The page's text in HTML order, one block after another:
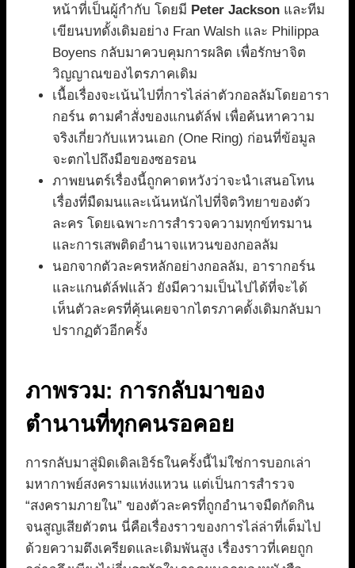
หน้าที่เป็นผู้กำกับ โดยมี Peter Jackson และทีม
เขียนบทดั้งเดิมอย่าง Fran Walsh และ Philippa
Boyens กลับมาควบคุมการผลิต เพื่อรักษาจิต
วิญญาณของไตรภาคเดิม
เนื้อเรื่องจะเน้นไปที่การไล่ล่าตัวกอลลัมโดยอารา
กอร์น ตามคำสั่งของแกนดัล์ฟ เพื่อค้นหาความ
จริงเกี่ยวกับแหวนเอก (One Ring) ก่อนที่ข้อมูล
จะตกไปถึงมือของซอรอน
ภาพยนตร์เรื่องนี้ถูกคาดหวังว่าจะนำเสนอโทน
เรื่องที่มืดมนและเน้นหนักไปที่จิตวิทยาของตัว
ละคร โดยเฉพาะการสำรวจความทุกข์ทรมาน
และการเสพติดอำนาจแหวนของกอลลัม
นอกจากตัวละครหลักอย่างกอลลัม, อารากอร์น
และแกนดัล์ฟแล้ว ยังมีความเป็นไปได้ที่จะได้
เห็นตัวละครที่คุ้นเคยจากไตรภาคดั้งเดิมกลับมา
ปรากฏตัวอีกครั้ง
ภาพรวม: การกลับมาของ
ตำนานที่ทุกคนรอคอย
การกลับมาสู่มิดเดิลเอิร์ธในครั้งนี้ไม่ใช่การบอกเล่า
มหากาพย์สงครามแห่งแหวน แต่เป็นการสำรวจ
“สงครามภายใน” ของตัวละครที่ถูกอำนาจมืดกัดกิน
จนสูญเสียตัวตน นี่คือเรื่องราวของการไล่ล่าที่เต็มไป
ด้วยความตึงเครียดและเดิมพันสูง เรื่องราวที่เคยถูก